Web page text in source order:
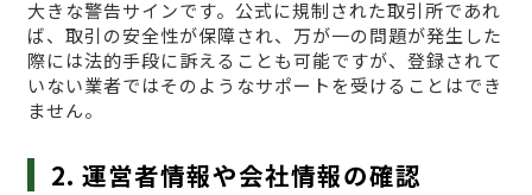
大きな警告サインです。公式に規制された取引所であれ
ば、取引の安全性が保障され、万が一の問題が発生した
際には法的手段に訴えることも可能ですが、登録されて
いない業者ではそのようなサポートを受けることはでき
ません。
2. 運営者情報や会社情報の確認